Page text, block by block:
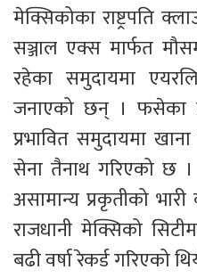
मेक्सिकोका राष्ट्रपति
सञ्जाल एक्स मार्फत
रहेका समुदायमा
जनाएको छन् । फसेका
प्रभावित समुदायमा
सेना तैनाथ गरिएको छ
असामान्य प्रकृतीको
राजधानी मेक्सिको
बढी वर्षा रेकर्ड गरिएको